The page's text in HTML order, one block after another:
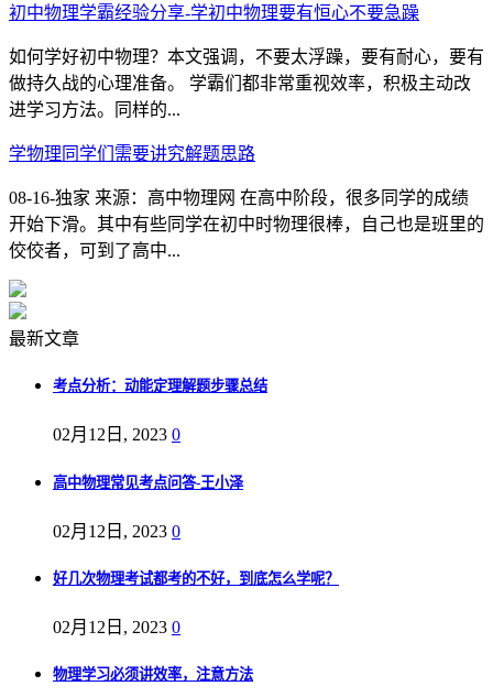
初中物理学霸经验分享-学初中物理要有恒心不要急躁
如何学好初中物理？本文强调，不要太浮躁，要有耐心，要有
做持久战的心理准备。 学霸们都非常重视效率，积极主动改
进学习方法。同样的...
学物理同学们需要讲究解题思路
08-16-独家 来源：高中物理网 在高中阶段，很多同学的成绩
开始下滑。其中有些同学在初中时物理很棒，自己也是班里的
佼佼者，可到了高中...
最新文章
考点分析：动能定理解题步骤总结
02月12日, 2023 0
高中物理常见考点问答-王小泽
02月12日, 2023 0
好几次物理考试都考的不好，到底怎么学呢？
02月12日, 2023 0
物理学习必须讲效率，注意方法